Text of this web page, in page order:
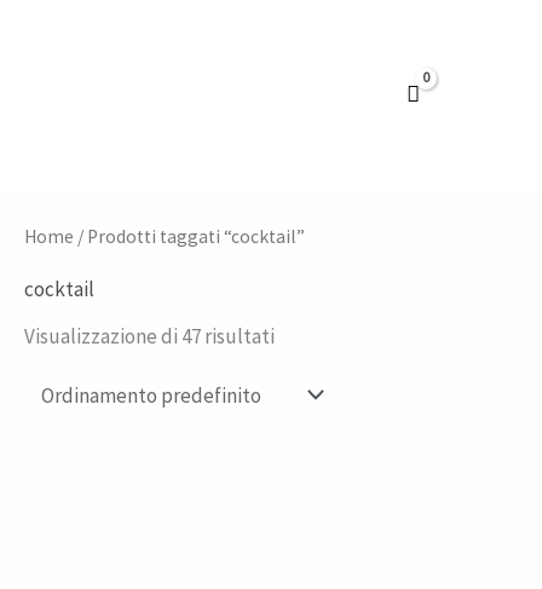
Home / Prodotti taggati “cocktail”
cocktail
Visualizzazione di 47 risultati